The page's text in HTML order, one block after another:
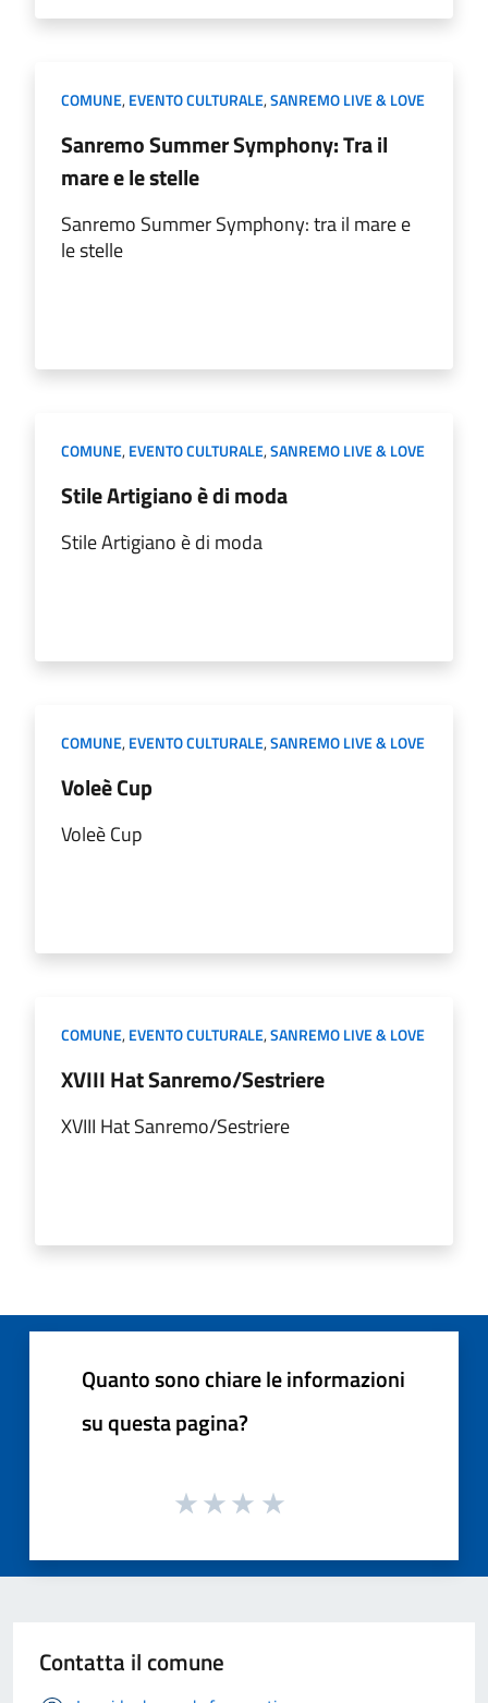
COMUNE,EVENTO CULTURALE,SANREMO LIVE & LOVE
Sanremo Summer Symphony: Tra il
mare e le stelle
Sanremo Summer Symphony: tra il mare e
le stelle
COMUNE,EVENTO CULTURALE,SANREMO LIVE & LOVE
Stile Artigiano è di moda
Stile Artigiano è di moda
COMUNE,EVENTO CULTURALE,SANREMO LIVE & LOVE
Voleè Cup
Voleè Cup
COMUNE,EVENTO CULTURALE,SANREMO LIVE & LOVE
XVIII Hat Sanremo/Sestriere
XVIII Hat Sanremo/Sestriere
Quanto sono chiare le informazioni
su questa pagina?
Contatta il comune